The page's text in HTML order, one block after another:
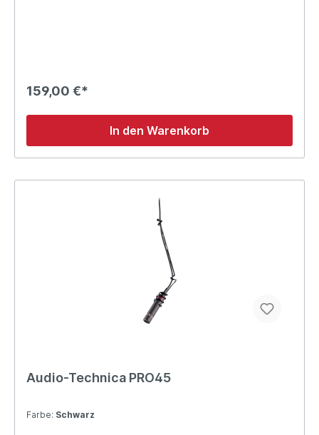
159,00 €*
In den Warenkorb
Audio-Technica PRO45
Farbe: Schwarz